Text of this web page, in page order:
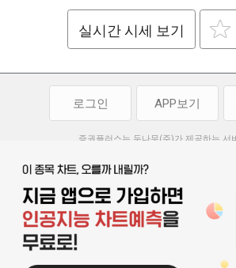
실시간 시세 보기
로그인 APP보기
증권플러스는 두나무(주)가 제공하는 서
투자 참고사항이며, 정보 제공 과정에서 오류나 지연
두나무(주)는 제공된 정보에 의한 투자 결과에 대
부담하지 않습니다. 본 서비스에서 제공되는 정보의
이용약관 | 청소년보호정책 개인정
기사배열 기본방침 | 고객센터 |
서울특별시 서초구 강남대로 369,
사업자 등록번호 119-